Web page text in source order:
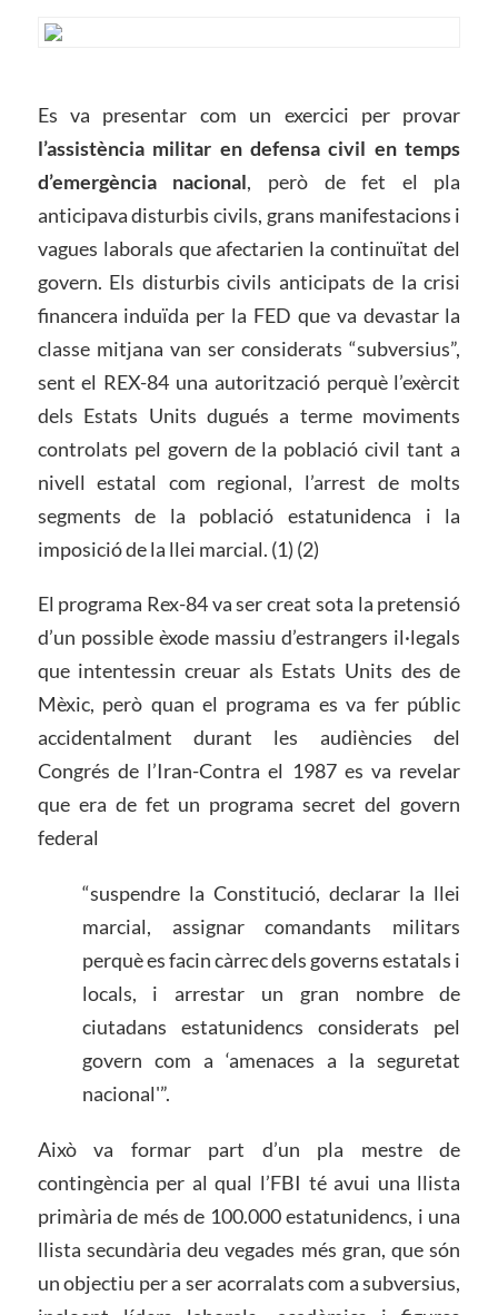
Es va presentar com un exercici per provar
l’assistència militar en defensa civil en temps
d’emergència nacional, però de fet el pla
anticipava disturbis civils, grans manifestacions i
vagues laborals que afectarien la continuïtat del
govern. Els disturbis civils anticipats de la crisi
financera induïda per la FED que va devastar la
classe mitjana van ser considerats “subversius”,
sent el REX-84 una autorització perquè l’exèrcit
dels Estats Units dugués a terme moviments
controlats pel govern de la població civil tant a
nivell estatal com regional, l’arrest de molts
segments de la població estatunidenca i la
imposició de la llei marcial. (1) (2)
El programa Rex-84 va ser creat sota la pretensió
d’un possible èxode massiu d’estrangers il·legals
que intentessin creuar als Estats Units des de
Mèxic, però quan el programa es va fer públic
accidentalment durant les audiències del
Congrés de l’Iran-Contra el 1987 es va revelar
que era de fet un programa secret del govern
federal
“suspendre la Constitució, declarar la llei
marcial, assignar comandants militars
perquè es facin càrrec dels governs estatals i
locals, i arrestar un gran nombre de
ciutadans estatunidencs considerats pel
govern com a ‘amenaces a la seguretat
nacional'”.
Això va formar part d’un pla mestre de
contingència per al qual l’FBI té avui una llista
primària de més de 100.000 estatunidencs, i una
llista secundària deu vegades més gran, que són
un objectiu per a ser acorralats com a subversius,